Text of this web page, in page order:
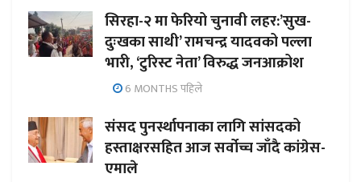
सिरहा-२ मा फेरियो चुनावी लहर:’सुख-
दुःखका साथी’ रामचन्द्र यादवको पल्ला
भारी, ‘टुरिस्ट नेता’ विरुद्ध जनआक्रोश
6 MONTHS पहिले
संसद पुनर्स्थापनाका लागि सांसदको
हस्ताक्षरसहित आज सर्वोच्च जाँदै कांग्रेस-
एमाले